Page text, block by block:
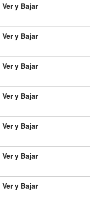
Ver y Bajar
Ver y Bajar
Ver y Bajar
Ver y Bajar
Ver y Bajar
Ver y Bajar
Ver y Bajar